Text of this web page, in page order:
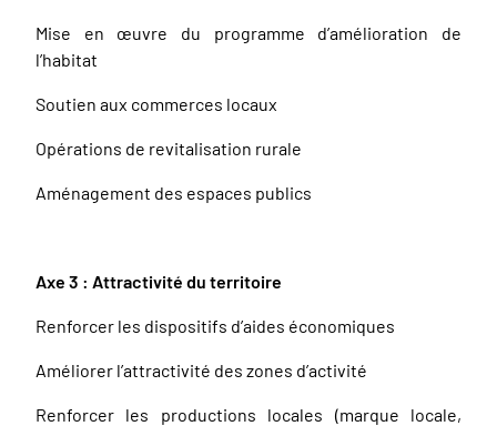
Mise en œuvre du programme d’amélioration de
l’habitat
Soutien aux commerces locaux
Opérations de revitalisation rurale
Aménagement des espaces publics
Axe 3 : Attractivité du territoire
Renforcer les dispositifs d’aides économiques
Améliorer l’attractivité des zones d’activité
Renforcer les productions locales (marque locale,